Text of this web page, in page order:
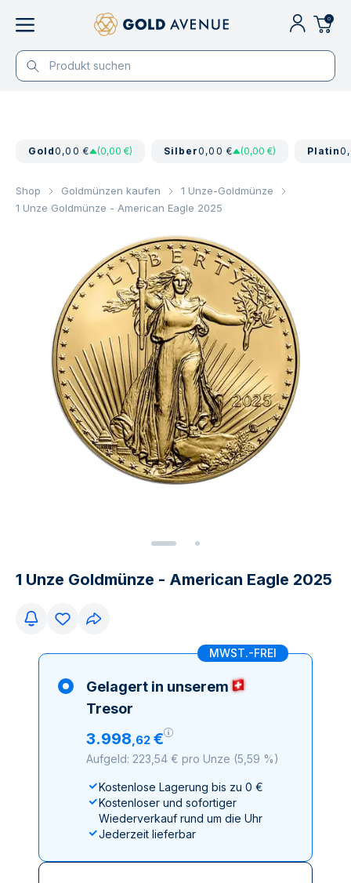
0
Gold0,00 € (0,00 €) Silber0,00 € (0,00 €) Platin
Shop Goldmünzen kaufen
1 Unze-Goldmünze
1 Unze Goldmünze - American Eagle 2025
1 Unze Goldmünze - American Eagle 2025
MWST.-FREI
Gelagert in unserem
Tresor
3.998,62 €
Aufgeld: 223,54 € pro Unze (5,59 %)
Kostenlose Lagerung bis zu 0 €
Kostenloser und sofortiger
Wiederverkauf rund um die Uhr
Jederzeit lieferbar